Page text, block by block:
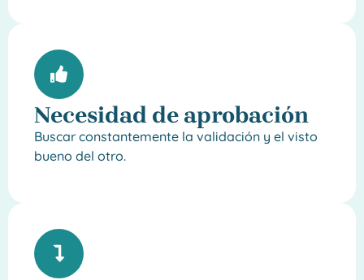
Necesidad de aprobación
Buscar constantemente la validación y el visto
bueno del otro.